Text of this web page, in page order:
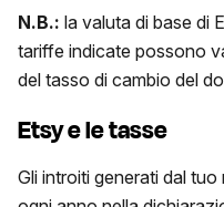
N.B.: la valuta di base di
tariffe indicate possono
del tasso di cambio del
Etsy e le tasse
Gli introiti generati dal